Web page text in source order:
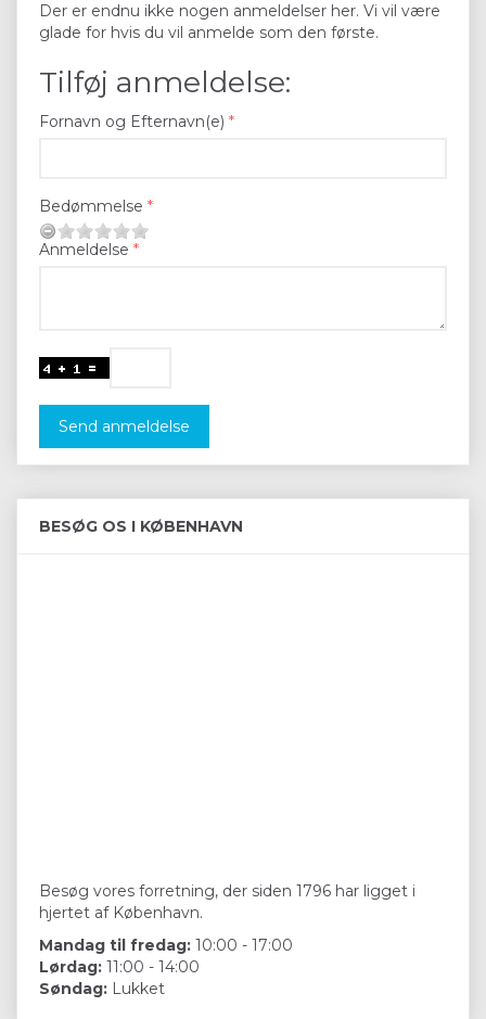
Der er endnu ikke nogen anmeldelser her. Vi vil være
glade for hvis du vil anmelde som den første.
Tilføj anmeldelse:
Fornavn og Efternavn(e)
Bedømmelse
Anmeldelse
Send anmeldelse
BESØG OS I KØBENHAVN
Besøg vores forretning, der siden 1796 har ligget i
hjertet af København.
Mandag til fredag: 10:00 - 17:00
Lørdag: 11:00 - 14:00
Søndag: Lukket